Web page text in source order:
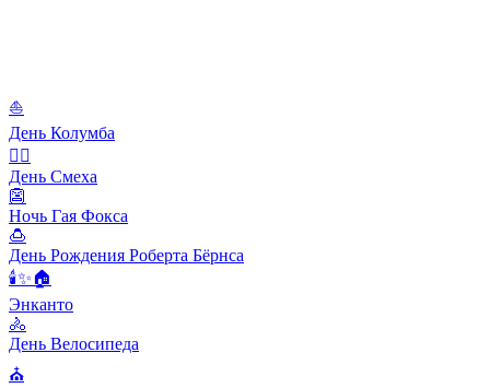
⛵️
День Колумба
🙆‍♂️
День Смеха
👺
Ночь Гая Фокса
🍮
День Рождения Роберта Бёрнса
🕯✨🏠
Энканто
🚴
День Велосипеда
⛪️